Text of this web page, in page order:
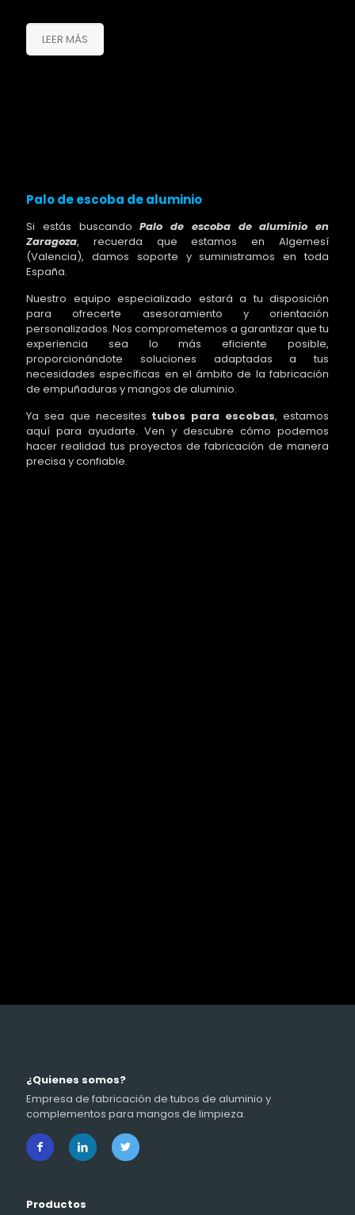
LEER MÁS
Palo de escoba de aluminio
Si estás buscandoPalo de escoba de aluminio en
Zaragoza, recuerda que estamos en Algemesí
(Valencia), damos soporte y suministramos en toda
España.
Nuestro equipo especializado estará a tu disposición
para ofrecerte asesoramiento y orientación
personalizados. Nos comprometemos a garantizar que tu
experiencia sea lo más eficiente posible,
proporcionándote soluciones adaptadas a tus
necesidades específicas en el ámbito de la fabricación
de empuñaduras y mangos de aluminio.
Ya sea que necesites tubos para escobas, estamos
aquí para ayudarte. Ven y descubre cómo podemos
hacer realidad tus proyectos de fabricación de manera
precisa y confiable.
¿Quienes somos?
Empresa de fabricación de tubos de aluminio y
complementos para mangos de limpieza.
Productos